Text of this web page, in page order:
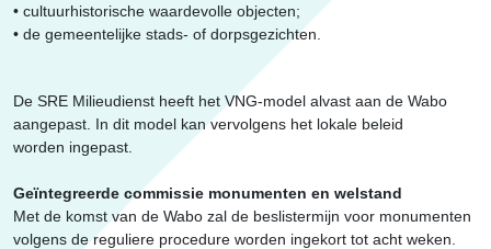
• cultuurhistorische waardevolle objecten;
• de gemeentelijke stads- of dorpsgezichten.
De SRE Milieudienst heeft het VNG-model alvast aan de Wabo
aangepast. In dit model kan vervolgens het lokale beleid
worden ingepast.
Geïntegreerde commissie monumenten en welstand
Met de komst van de Wabo zal de beslistermijn voor monumenten
volgens de reguliere procedure worden ingekort tot acht weken.